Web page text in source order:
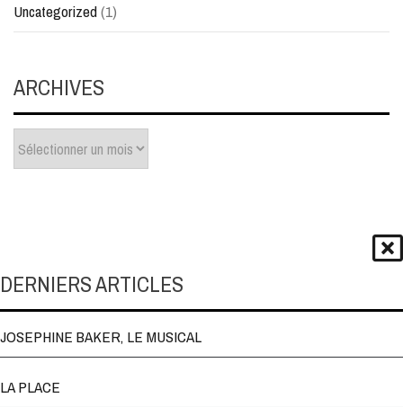
Uncategorized(1)
ARCHIVES
DERNIERS ARTICLES
JOSEPHINE BAKER, LE MUSICAL
LA PLACE